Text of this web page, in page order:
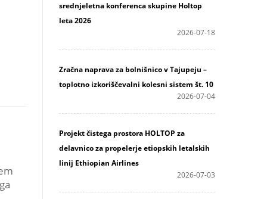
srednjeletna konferenca skupine Holtop
leta 2026
2026-07-18
Zračna naprava za bolnišnico v Tajupeju –
toplotno izkoriščevalni kolesni sistem št. 10
2026-07-04
Projekt čistega prostora HOLTOP za
delavnico za propelerje etiopskih letalskih
linij Ethiopian Airlines
2026-07-03